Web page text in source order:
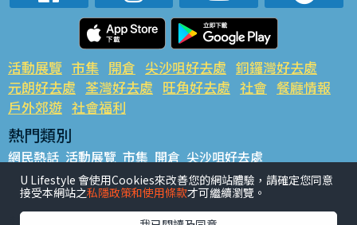
活動展覽 市集 開倉 尖沙咀好去處 銅鑼灣好去處
元朗好去處 荃灣好去處 旺角好去處 社會 餐廳情報
戶外郊遊 社會福利
熱門類別
網民熱話 活動展覽 市集 開倉 尖沙咀好去處
銅鑼灣好去處 元朗好去處 荃灣好去處 旺角好去處 社會
餐廳情報 戶外郊遊
U Lifestyle 會使用Cookies來改善您的網站體驗，請確定您同意
接受本網站之私隱政策和使用條款才可繼續瀏覽。